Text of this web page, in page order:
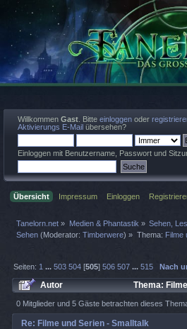
Willkommen Gast . Bitte einloggen oder
Aktivierungs E-Mail übersehen?
Einloggen mit Benutzername, Passwort und
Übersicht Impressum Einloggen
Tanelorn.net » Medien & Phantastik » Sehen,
Sehen (Moderator:Timberwere) » Thema: Filme
Seiten: 1 ...503 504 [505]506 507 ...515 Nach
Autor
Thema:
(Gelesen 1618309 mal)
0 Mitglieder und 5 Gäste betrachten dieses
Re: Filme und Serien - Smalltalk